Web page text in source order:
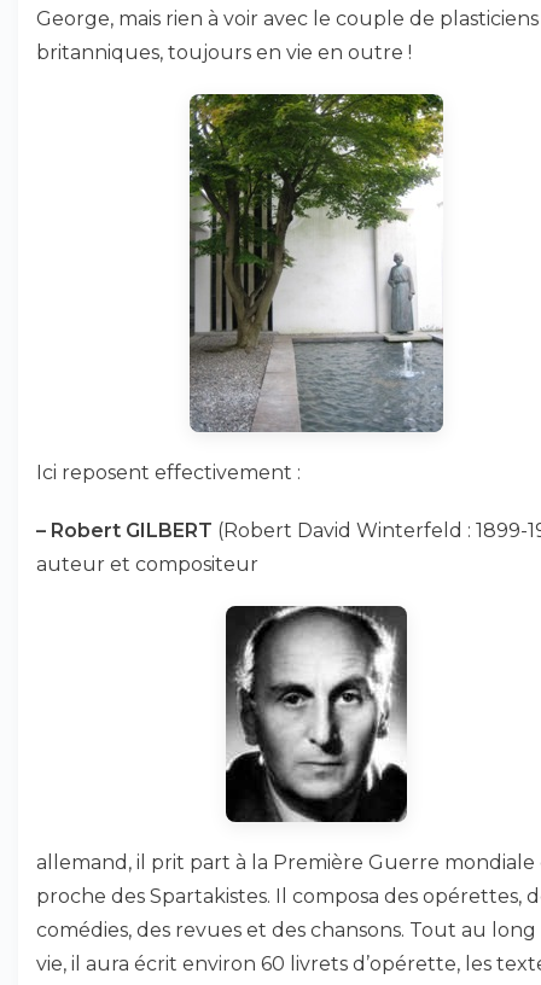
George, mais rien à voir avec le couple de plasticiens
britanniques, toujours en vie en outre !
Ici reposent effectivement :
– Robert GILBERT (Robert David Winterfeld : 1899-
auteur et compositeur
allemand, il prit part à la Première Guerre
proche des Spartakistes. Il composa des opérettes,
comédies, des revues et des chansons. Tout au long
vie, il aura écrit environ 60 livrets d’opérette, les